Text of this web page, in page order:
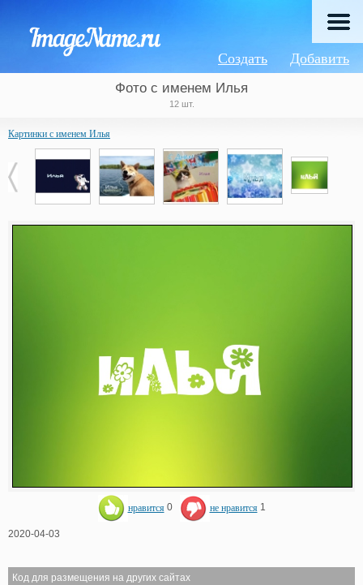
Добавить
Создать
Фото с именем Илья
12 шт.
Картинки с именем Илья
нравится 0 не нравится 1
2020-04-03
Код для размещения на других сайтах